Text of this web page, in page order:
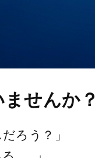
せんか？
ろう？」